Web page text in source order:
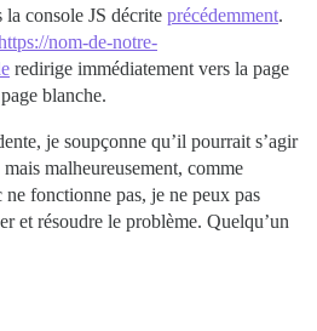
console JS décrite précédemment.
nom-de-notre-
redirige immédiatement vers la page
blanche.
je soupçonne qu’il pourrait s’agir
malheureusement, comme
ne fonctionne pas, je ne peux pas
et résoudre le problème. Quelqu’un